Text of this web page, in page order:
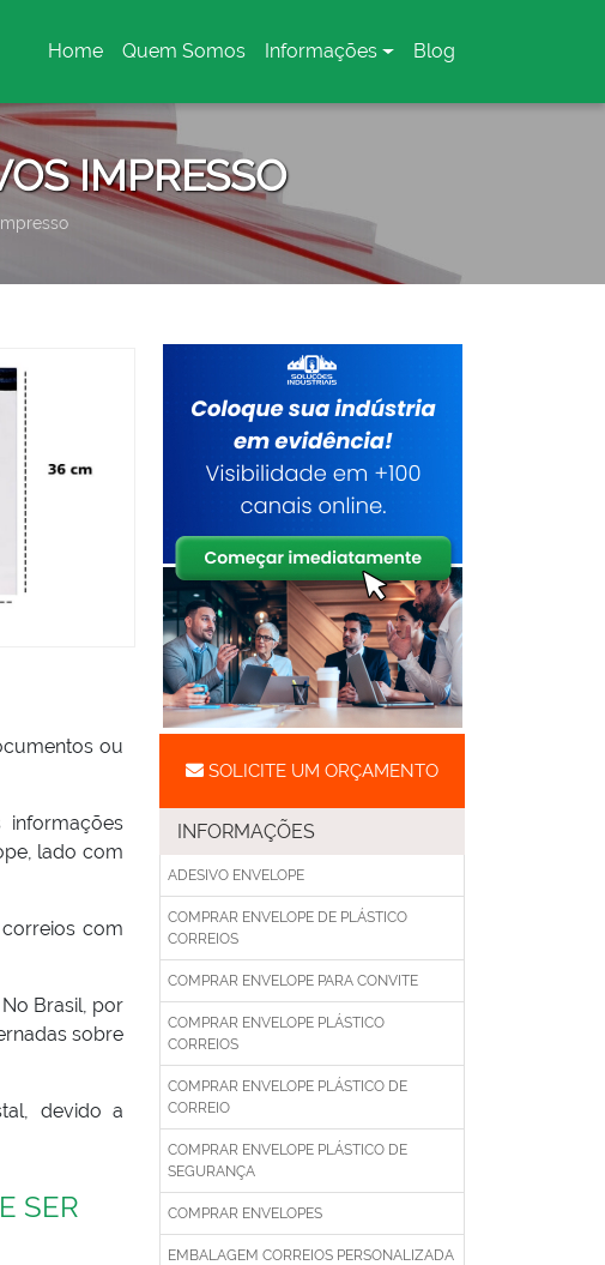
Home
(current)
Quem Somos Informações Blog
IMPRESSO
ou
lado com
com
Brasil, por
sobre
devido a
SER
SOLICITE UM ORÇAMENTO
INFORMAÇÕES
ADESIVO ENVELOPE
COMPRAR ENVELOPE DE PLÁSTICO
CORREIOS
COMPRAR ENVELOPE PARA CONVITE
COMPRAR ENVELOPE PLÁSTICO
CORREIOS
COMPRAR ENVELOPE PLÁSTICO DE
CORREIO
COMPRAR ENVELOPE PLÁSTICO DE
SEGURANÇA
COMPRAR ENVELOPES
EMBALAGEM CORREIOS PERSONALIZADA